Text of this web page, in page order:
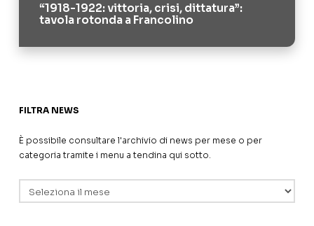
“1918-1922: vittoria, crisi, dittatura”:
tavola rotonda a Francolino
FILTRA NEWS
È possibile consultare l'archivio di news per mese o per
categoria tramite i menu a tendina qui sotto.